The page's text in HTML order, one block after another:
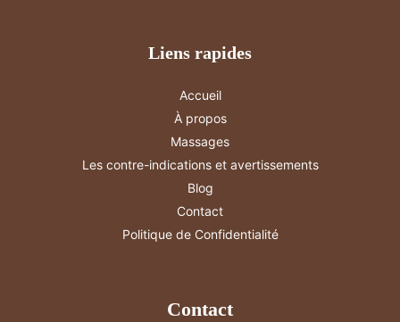
Liens rapides
Accueil
À propos
Massages
Les contre-indications et avertissements
Blog
Contact
Politique de Confidentialité
Contact